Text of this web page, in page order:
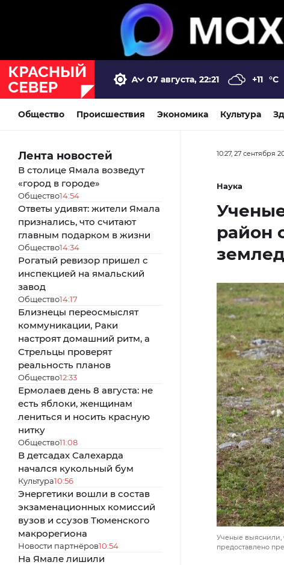
07 августа, 22:21 +11 °C
Общество Происшествия Экономика Культура
Лента новостей
В столице Ямала возведут
«город в городе»
Общество14:54
Ответы удивят: жители Ямала
признались, что считают
главным подарком в жизни
Общество14:34
Рогатый ревизор пришел с
инспекцией на ямальский
завод
Общество14:17
Близнецы переосмыслят
коммуникации, Раки
настроят домашний ритм, а
Стрельцы проверят
реальность планов
Общество12:33
Ермолаев день 8 августа: не
есть яблоки, женщинам
лениться и носить красную
нитку
Общество11:08
В детсадах Салехарда
начался кукольный бум
Культура10:56
Энергетики вошли в состав
экзаменационных комиссий
вузов и ссузов Тюменского
макрорегиона
Новости партнёров10:54
На Ямале лишили
10:27, 27 сентября
Наука
район
Ученые выяснили,
предоставлено